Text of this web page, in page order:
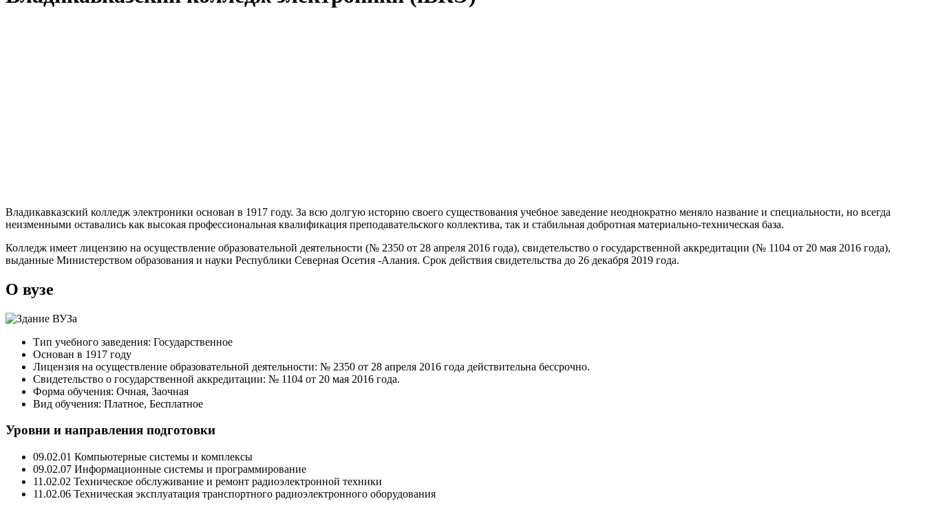
Владикавказский колледж электроники основан в 1917 году. За всю долгую историю своего существования учебное заведение неоднократно меняло название и специальности, но всегда
неизменными оставались как высокая профессиональная квалификация преподавательского коллектива, так и стабильная добротная материально-техническая база.
Колледж имеет лицензию на осуществление образовательной деятельности (№ 2350 от 28 апреля 2016 года), свидетельство о государственной аккредитации (№ 1104 от 20 мая 2016 года),
выданные Министерством образования и науки Республики Северная Осетия -Алания. Срок действия свидетельства до 26 декабря 2019 года.
О вузе
Тип учебного заведения: Государственное
Основан в 1917 году
Лицензия на осуществление образовательной деятельности: № 2350 от 28 апреля 2016 года действительна бессрочно.
Свидетельство о государственной аккредитации: № 1104 от 20 мая 2016 года.
Форма обучения: Очная, Заочная
Вид обучения: Платное, Бесплатное
Уровни и направления подготовки
09.02.01 Компьютерные системы и комплексы
09.02.07 Информационные системы и программирование
11.02.02 Техническое обслуживание и ремонт радиоэлектронной техники
11.02.06 Техническая эксплуатация транспортного радиоэлектронного оборудования